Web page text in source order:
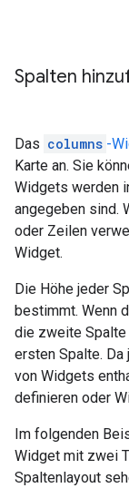
Spalten
Das columns -
Karte an. Sie
Widgets werden
angegeben sind.
oder Zeilen
Widget.
Die Höhe jeder
bestimmt. Wenn
die zweite Spalte
ersten Spalte.
von Widgets
definieren oder
Im folgenden
Widget mit zwei
Spaltenlayout